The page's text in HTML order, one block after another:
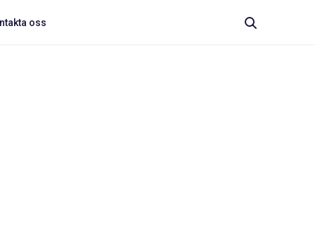
oss